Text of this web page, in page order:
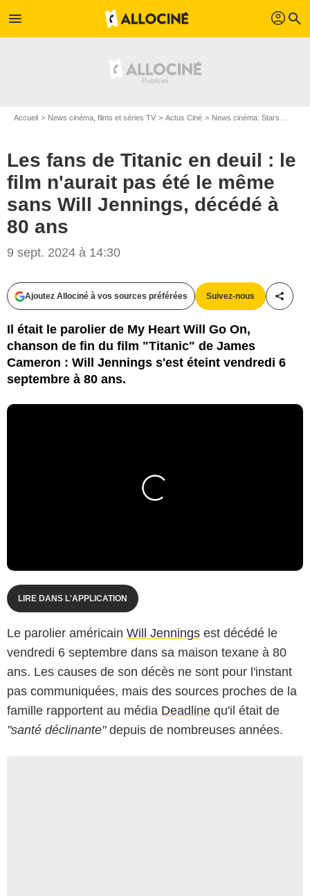
menu profil search
Accueil News cinéma, films et séries TV Actus Ciné News cinéma: Stars
Les fans de Titanic en deuil : le
film n'aurait pas été le même
sans Will Jennings, décédé à
80 ans
9 sept. 2024 à 14:30
Ajoutez Allociné à vos sources préférées Suivez-nous
Il était le parolier de My Heart Will Go On,
chanson de fin du film "Titanic" de James
Cameron : Will Jennings s'est éteint vendredi 6
septembre à 80 ans.
LIRE DANS L'APPLICATION
Le parolier américain Will Jennings est décédé le
vendredi 6 septembre dans sa maison texane à 80
ans. Les causes de son décès ne sont pour l'instant
pas communiquées, mais des sources proches de la
famille rapportent au média Deadline qu'il était de
"santé déclinante"depuis de nombreuses années.